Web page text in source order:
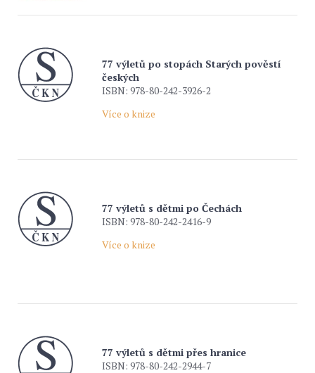
77 výletů po stopách Starých pověstí
českých
ISBN: 978-80-242-3926-2
Více o knize
77 výletů s dětmi po Čechách
ISBN: 978-80-242-2416-9
Více o knize
77 výletů s dětmi přes hranice
ISBN: 978-80-242-2944-7